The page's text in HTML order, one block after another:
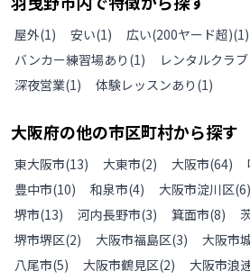
屋外(1) 安い(1) 広い(200ヤード超)(1)
バンカー練習場あり (1) レンタルクラ
深夜営業(1) 体験レッスンあり (1)
大阪府の他の市区町村から探す
東大阪市(13) 大東市(2) 大阪市(64)
豊中市(10) 和泉市(4) 大阪市淀川区(6)
堺市(13) 河内長野市(3) 箕面市(8)
堺市堺区(2) 大阪市福島区(3) 大阪市
八尾市(5) 大阪市鶴見区(2) 大阪市浪